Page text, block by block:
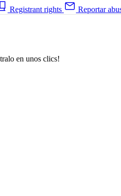
Registrant rights Reportar
en unos clics!